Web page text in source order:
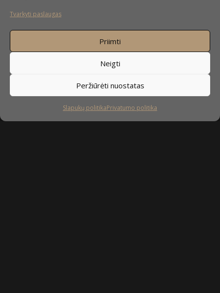
Tvarkyti paslaugas
Priimti
Neigti
Peržiūrėti nuostatas
Slapukų politikaPrivatumo politika
Sekite mus